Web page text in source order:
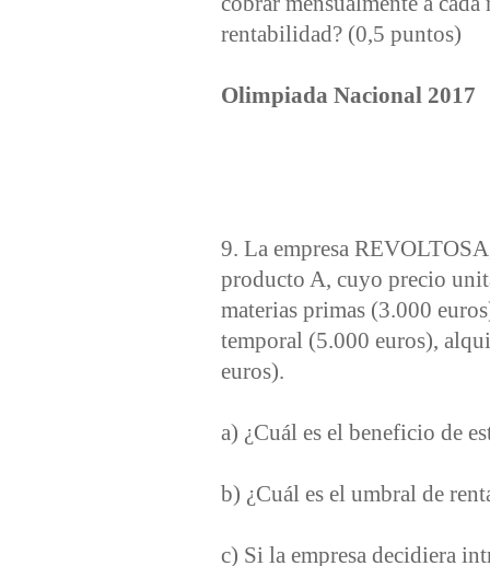
rentabilidad? (0,5 puntos)
Olimpiada Nacional 2017
9. La empresa
producto A, cuyo precio
materias primas (3.000
temporal (5.000 euros),
euros).
a) ¿Cuál es el beneficio de
b) ¿Cuál es el umbral de
c) Si la empresa decidiera